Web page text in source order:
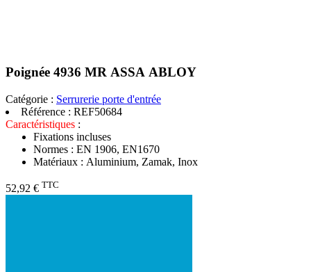
Poignée 4936 MR ASSA ABLOY
Catégorie : Serrurerie porte d'entrée
Référence : REF50684
Caractéristiques :
Fixations incluses
Normes : EN 1906, EN1670
Matériaux : Aluminium, Zamak, Inox
52,92 € TTC